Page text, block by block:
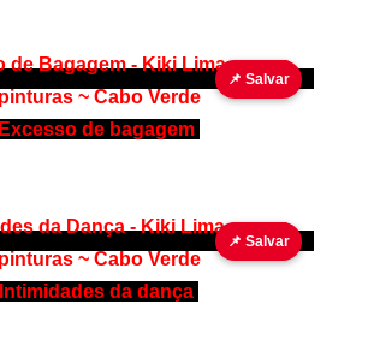
📌 Salvar
Excesso de bagagem
📌 Salvar
Intimidades da dança